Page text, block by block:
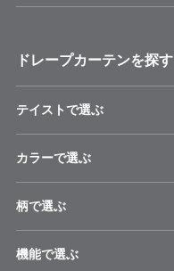
ドレープカーテンを探す
テイストで選ぶ
カラーで選ぶ
柄で選ぶ
機能で選ぶ